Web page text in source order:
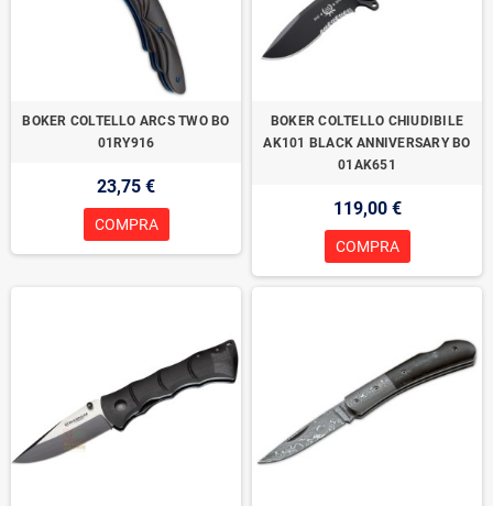
BOKER COLTELLO ARCS TWO BO
01RY916
23,75 €
COMPRA
BOKER COLTELLO CHIUDIBILE
AK101 BLACK ANNIVERSARY BO
01AK651
119,00 €
COMPRA